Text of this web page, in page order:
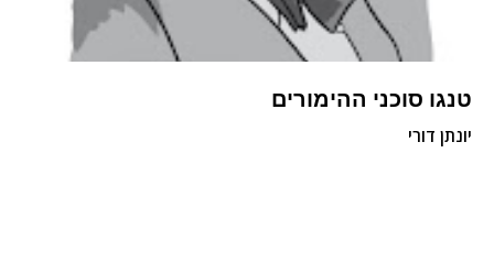
טנגו סוכני ההימורים
יונתן דורי